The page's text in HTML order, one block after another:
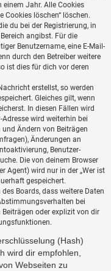
Jahr. Alle Cookies
Cookies löschen“ löschen.
du bei der Registrierung, in
angibst. Für die
Benutzername, eine E-Mail-
durch den Betreiber weitere
ist dies für dich vor deren
erstellst, so werden
Gleiches gilt, wenn
In diesen Fällen wird
Adresse wird weiterhin bei
Ändern von Beiträgen
Änderungen an
Benutzer-
Die von deinem Browser
Agent) wird nur in der „Wer ist
gespeichert.
Boards, dass weitere Daten
bei
Beiträgen oder explizit von dir
(Hash)
wird dir empfohlen,
Webseiten zu